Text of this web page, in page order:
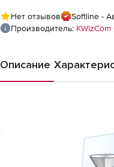
Нет отзывов
Softline -
Производитель:
Описание